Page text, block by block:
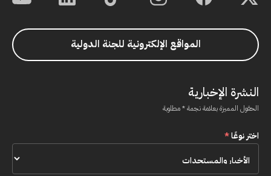
المواقع الإلكترونية للجنة الدولية
النشرة الإخبارية
الحقول المميزة بعلامة نجمة * مطلوبة
اختر نوعًا*